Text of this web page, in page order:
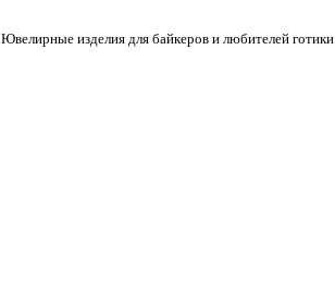
Ювелирные изделия для байкеров и любителей готики